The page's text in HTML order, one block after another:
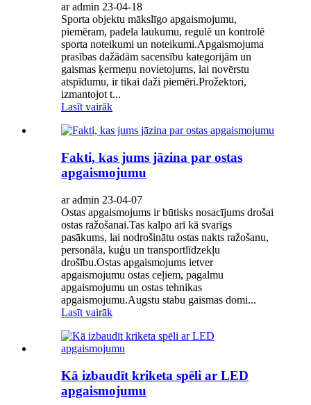
ar admin 23-04-18
Sporta objektu mākslīgo apgaismojumu,
piemēram, padela laukumu, regulē un kontrolē
sporta noteikumi un noteikumi.Apgaismojuma
prasības dažādām sacensību kategorijām un
gaismas ķermeņu novietojums, lai novērstu
atspīdumu, ir tikai daži piemēri.Prožektori,
izmantojot t...
Lasīt vairāk
Fakti, kas jums jāzina par ostas
apgaismojumu
ar admin 23-04-07
Ostas apgaismojums ir būtisks nosacījums drošai
ostas ražošanai.Tas kalpo arī kā svarīgs
pasākums, lai nodrošinātu ostas nakts ražošanu,
personāla, kuģu un transportlīdzekļu
drošību.Ostas apgaismojums ietver
apgaismojumu ostas ceļiem, pagalmu
apgaismojumu un ostas tehnikas
apgaismojumu.Augstu stabu gaismas domi...
Lasīt vairāk
Kā izbaudīt kriketa spēli ar LED
apgaismojumu